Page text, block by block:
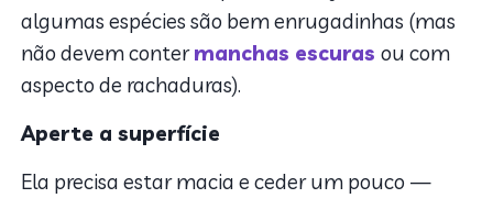
algumas espécies são bem enrugadinhas (mas
não devem contermanchas escurasou com
aspecto de rachaduras).
Aperte a superfície
Ela precisa estar macia e ceder um pouco —